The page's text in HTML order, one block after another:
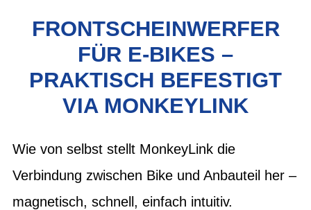
FRONTSCHEINWERFER
FÜR E-BIKES –
PRAKTISCH BEFESTIGT
VIA MONKEYLINK
Wie von selbst stellt MonkeyLink die
Verbindung zwischen Bike und Anbauteil her –
magnetisch, schnell, einfach intuitiv.